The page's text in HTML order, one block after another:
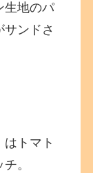
生地のパ
ンドさ
トマト
。